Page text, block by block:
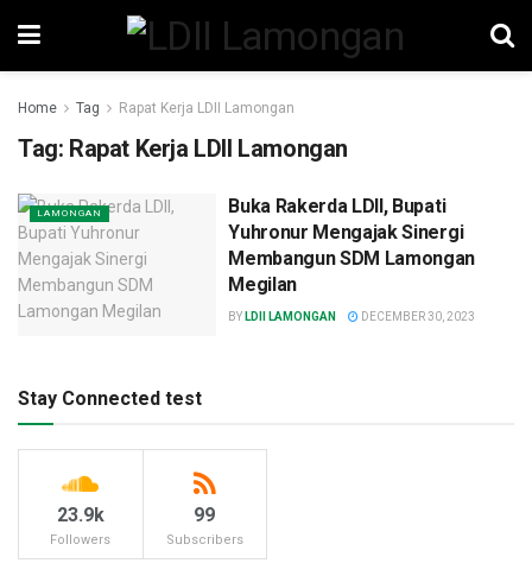
Home Tag Rapat Kerja LDII Lamongan
Tag: Rapat Kerja LDII Lamongan
LAMONGAN
Buka Rakerda LDII, Bupati
Yuhronur Mengajak Sinergi
Membangun SDM Lamongan
Megilan
BY LDII LAMONGAN DECEMBER 30, 2023
Stay Connected test
23.9k
Followers
99
Subscribers